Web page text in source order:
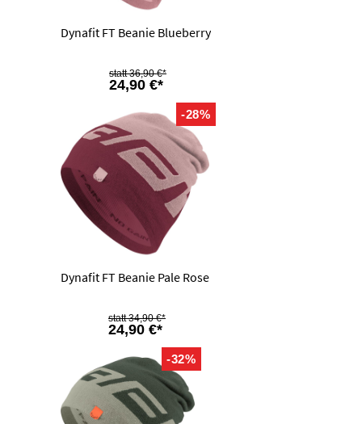
Dynafit FT Beanie Blueberry
24,90 €*
36,90 €*
-28%
Dynafit FT Beanie Pale Rose
24,90 €*
34,90 €*
-32%